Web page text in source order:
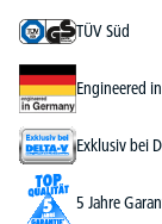
TÜV Süd
Engineered
Exklusiv bei
5 Jahre